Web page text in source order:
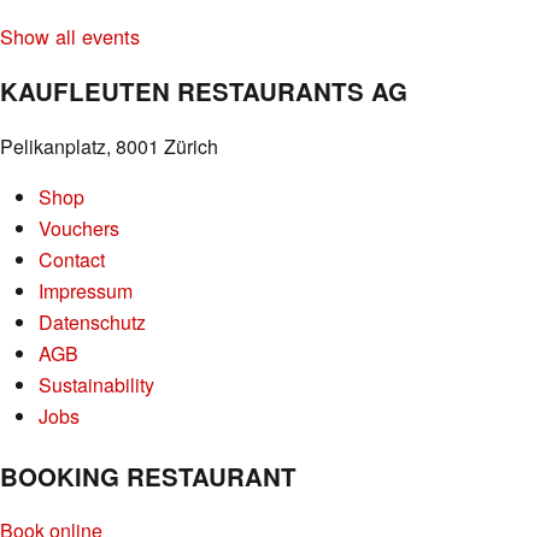
Show all events
KAUFLEUTEN RESTAURANTS AG
Pelikanplatz, 8001 Zürich
Shop
Vouchers
Contact
Impressum
Datenschutz
AGB
Sustainability
Jobs
BOOKING RESTAURANT
Book online